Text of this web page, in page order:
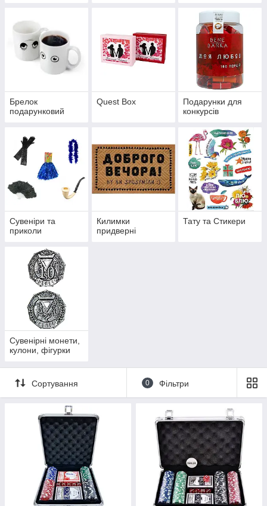
Брелок
подарунковий
Quest Box
Подарунки для
конкурсів
Сувеніри та
приколи
Килимки
придверні
Тату та Стикери
Сувенірні монети,
кулони, фігурки
Сортування 0 Фільтри